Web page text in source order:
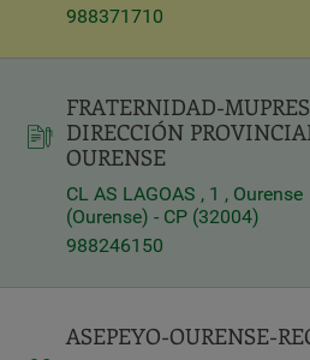
988371710
FRATERNIDAD-
DIRECCIÓN
OURENSE
CL AS LAGOAS , 1 , Ourense
(Ourense) - CP (32004)
988246150
ASEPEYO-OURENSE-